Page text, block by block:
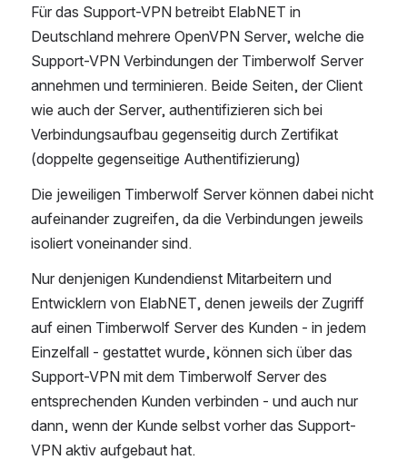
Für das Support-VPN betreibt ElabNET in
Deutschland mehrere OpenVPN Server, welche die
Support-VPN Verbindungen der Timberwolf Server
annehmen und terminieren. Beide Seiten, der Client
wie auch der Server, authentifizieren sich bei
Verbindungsaufbau gegenseitig durch Zertifikat
(doppelte gegenseitige Authentifizierung)
Die jeweiligen Timberwolf Server können dabei nicht
aufeinander zugreifen, da die Verbindungen jeweils
isoliert voneinander sind.
Nur denjenigen Kundendienst Mitarbeitern und
Entwicklern von ElabNET, denen jeweils der Zugriff
auf einen Timberwolf Server des Kunden - in jedem
Einzelfall - gestattet wurde, können sich über das
Support-VPN mit dem Timberwolf Server des
entsprechenden Kunden verbinden - und auch nur
dann, wenn der Kunde selbst vorher das Support-
VPN aktiv aufgebaut hat.